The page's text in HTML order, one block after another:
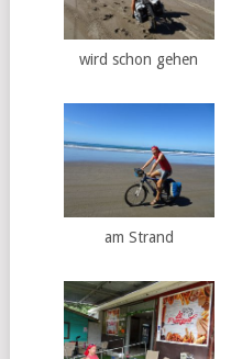
wird schon gehen
am Strand